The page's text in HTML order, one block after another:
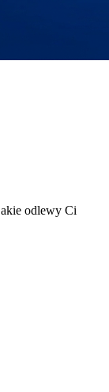
odlewy Ci